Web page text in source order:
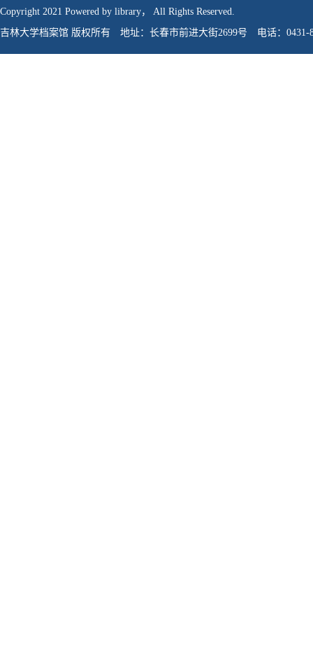
Copyright 2021 Powered by library， All Rights Reserved.
吉林大学档案馆 版权所有 地址：长春市前进大街2699号 电话：0431-